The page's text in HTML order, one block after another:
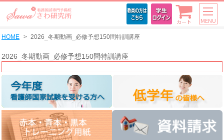
カート MENU
HOME 2026_冬期動画_必修予想150問特訓講座
2026_冬期動画_必修予想150問特訓講座